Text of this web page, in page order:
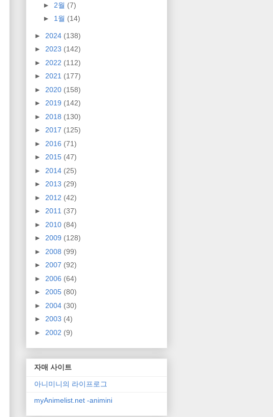
► 2월 (7)
► 1월 (14)
► 2024 (138)
► 2023 (142)
► 2022 (112)
► 2021 (177)
► 2020 (158)
► 2019 (142)
► 2018 (130)
► 2017 (125)
► 2016 (71)
► 2015 (47)
► 2014 (25)
► 2013 (29)
► 2012 (42)
► 2011 (37)
► 2010 (84)
► 2009 (128)
► 2008 (99)
► 2007 (92)
► 2006 (64)
► 2005 (80)
► 2004 (30)
► 2003 (4)
► 2002 (9)
자매 사이트
아니미니의 라이프로그
myAnimelist.net -animini